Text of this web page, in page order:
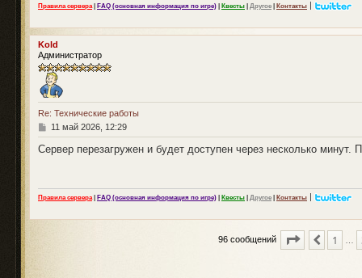
и
Правила сервера| FAQ (основная информация по игре) Квесты Другое Контакты
Kold
Администратор
Re: Технические работы
С
о
о
б
н
и
11 май 2026, 12:29
Сервер перезагружен и будет доступен через несколько минут.
Правила сервера| FAQ (основная информация по игре) Квесты Другое Контакты |
96 сообщений Страница7
Пред.
1